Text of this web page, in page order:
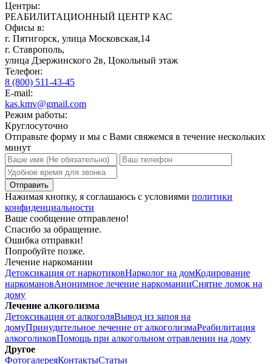
Центры:
РЕАБИЛИТАЦИОННЫЙ ЦЕНТР КАС
Офисы в:
г. Пятигорск, улица Московская,14
г. Ставрополь,
улица Дзержинского 2в, Цокольный этаж
Телефон:
8 (800) 511-43-45
E-mail:
kas.kmv@gmail.com
Режим работы:
Круглосуточно
Отправьте форму и мы с Вами свяжемся в течение нескольких
минут
Нажимая кнопку, я соглашаюсь с условиями политики
конфиденциальности
Ваше сообщение отправлено!
Спасибо за обращение.
Ошибка отправки!
Попробуйте позже.
Лечение наркомании
Детоксикация от наркотиковНарколог на домКодирование
наркомановАнонимное лечение наркоманииСнятие ломок на
дому
Лечение алкоголизма
Детоксикация от алкоголяВывод из запоя на
домуПринудительное лечение от алкоголизмаРеабилитация
алкоголиковПомощь при алкогольном отравлении на дому
Другое
ФотогалереяКонтактыСтатьи